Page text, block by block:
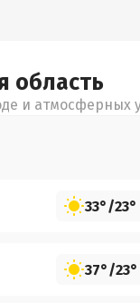
область
и атмосферных
33°/23°
37°/23°